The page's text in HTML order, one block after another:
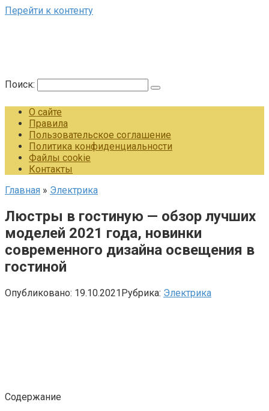
Перейти к контенту
Поиск:
О сайте
Правила
Пользовательское соглашение
Политика конфиденциальности
Файлы cookie
Контакты
Главная » Электрика
Люстры в гостиную — обзор лучших
моделей 2021 года, новинки
современного дизайна освещения в
гостиной
Опубликовано: 19.10.2021Рубрика: Электрика
Содержание